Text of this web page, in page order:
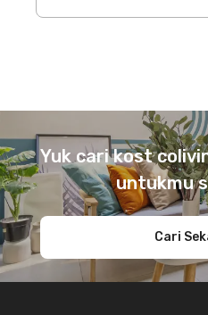
Yuk cari kost
untukmu
Cari